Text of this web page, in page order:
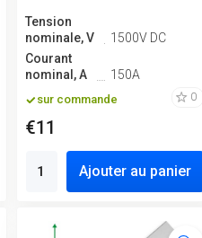
Tension
nominale, V
1500V DC
Courant
nominal, A
150A
sur commande 0
€11
Ajouter au panier